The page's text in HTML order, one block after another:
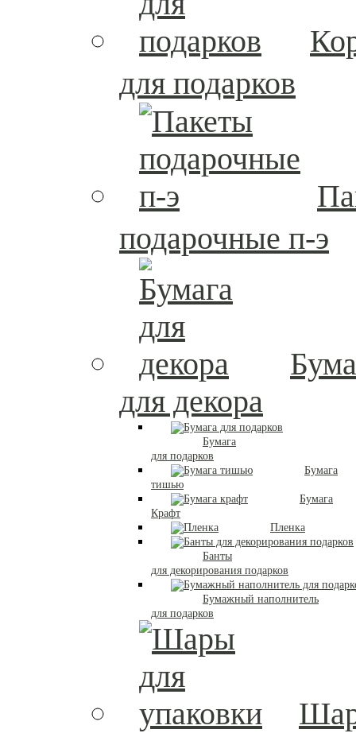
для подарков
подарочные п-э
для декора
Бумага
для подарков
Бумага
тишью
Бумага
Крафт
Пленка
Банты
для декорирования подарков
Бумажный наполнитель
для подарков